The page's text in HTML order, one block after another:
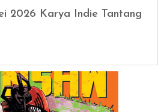
2026 Karya Indie Tantang